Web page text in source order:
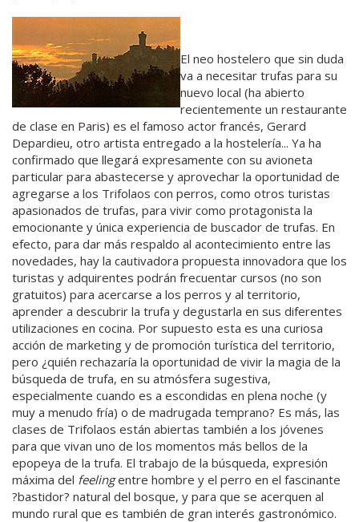
El neo hostelero que sin duda
va a necesitar trufas para su
nuevo local (ha abierto
recientemente un restaurante
de clase en Paris) es el famoso actor francés, Gerard
Depardieu, otro artista entregado a la hostelería... Ya ha
confirmado que llegará expresamente con su avioneta
particular para abastecerse y aprovechar la oportunidad de
agregarse a los Trifolaos con perros, como otros turistas
apasionados de trufas, para vivir como protagonista la
emocionante y única experiencia de buscador de trufas. En
efecto, para dar más respaldo al acontecimiento entre las
novedades, hay la cautivadora propuesta innovadora que los
turistas y adquirentes podrán frecuentar cursos (no son
gratuitos) para acercarse a los perros y al territorio,
aprender a descubrir la trufa y degustarla en sus diferentes
utilizaciones en cocina. Por supuesto esta es una curiosa
acción de marketing y de promoción turística del territorio,
pero ¿quién rechazaría la oportunidad de vivir la magia de la
búsqueda de trufa, en su atmósfera sugestiva,
especialmente cuando es a escondidas en plena noche (y
muy a menudo fría) o de madrugada temprano? Es más, las
clases de Trifolaos están abiertas también a los jóvenes
para que vivan uno de los momentos más bellos de la
epopeya de la trufa. El trabajo de la búsqueda, expresión
máxima del feelingentre hombre y el perro en el fascinante
?bastidor? natural del bosque, y para que se acerquen al
mundo rural que es también de gran interés gastronómico.